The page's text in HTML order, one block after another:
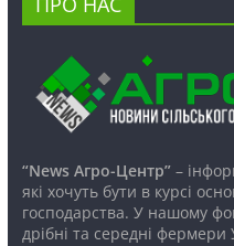
“News Агро-Центр”–
які хочуть бути в курсі
господарства. У нашому
дрібні та середні фермери